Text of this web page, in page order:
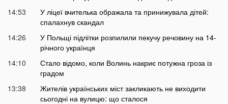
14:53
У ліцеї вчителька ображала та принижувала дітей:
спалахнув скандал
14:26
У Польщі підлітки розпилили пекучу речовину на 14-
річного українця
14:10
Стало відомо, коли Волинь накриє потужна гроза із
градом
13:38
Жителів українських міст закликають не виходити
сьогодні на вулицю: що сталося